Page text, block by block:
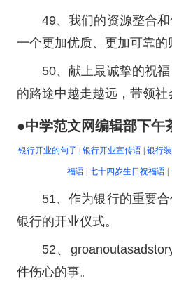
49、我们的资源整合
一个更加优质、更加可靠的
50、献上最诚挚的祝
的路途中越走越远，带领社
●中学范文网编辑部下午
银行开业的句子 银行开业宣传语 银行
福语 七十四岁生日祝福语
51、作为银行的重要
银行的开业仪式。
52、
件伤心的事。